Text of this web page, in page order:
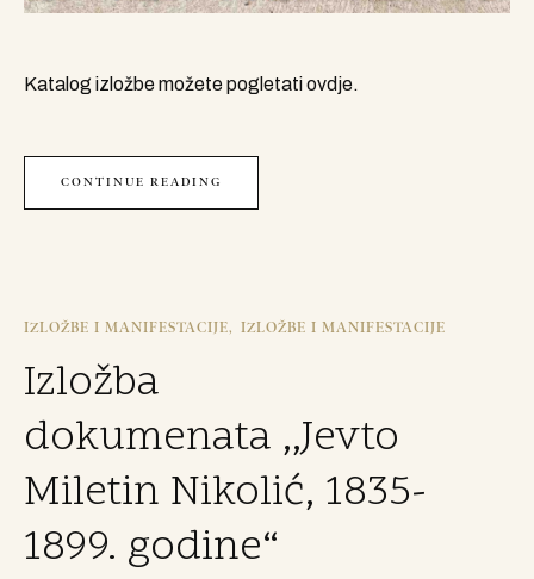
Katalog izložbe možete pogletati ovdje.
CONTINUE READING
IZLOŽBE I MANIFESTACIJE IZLOŽBE I MANIFESTACIJE
Izložba
dokumenata ,,Jevto
Miletin Nikolić, 1835-
1899. godine“